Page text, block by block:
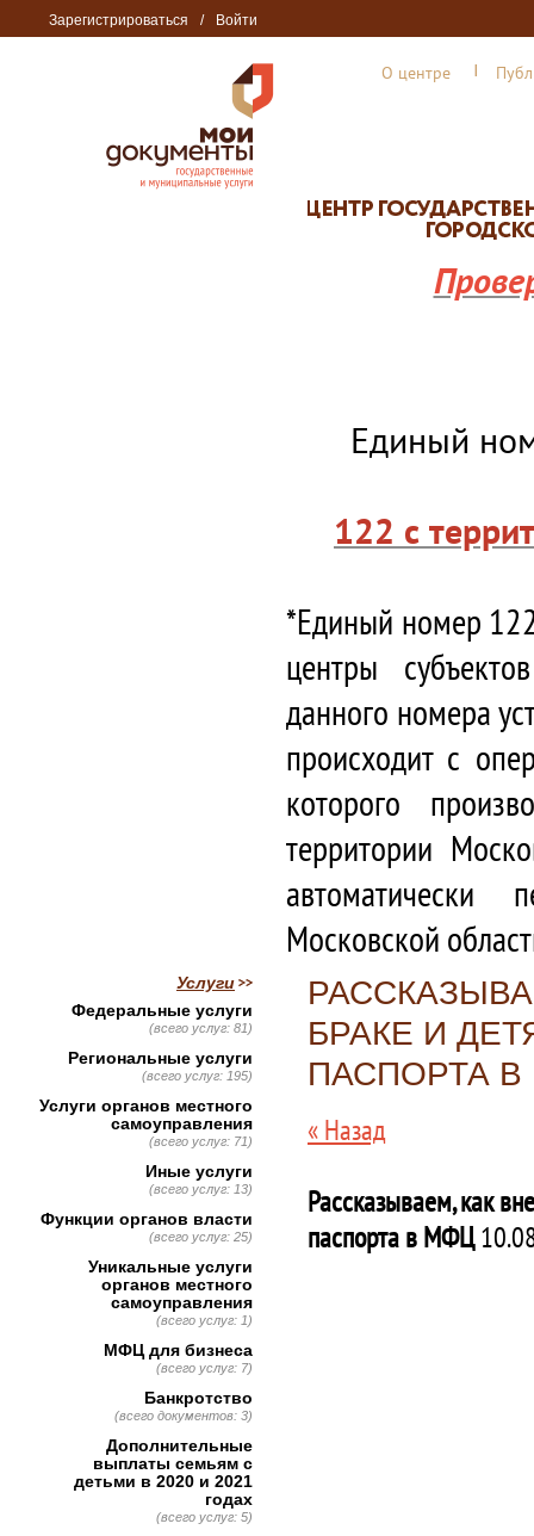
Зарегистрироваться / Войти
О центре
Единый
122 с
*Единый номер
центры
данного номера
происходит с
которого
территории
автоматически
Московской
БРАКЕ И
ПАСПОРТА
« Назад
Рассказываем, как
паспорта в МФЦ
Услуги
Федеральные услуги
(всего услуг: 81)
Региональные услуги
(всего услуг: 195)
Услуги органов местного
самоуправления
(всего услуг: 71)
Иные услуги
(всего услуг: 13)
Функции органов власти
(всего услуг: 25)
Уникальные услуги
органов местного
самоуправления
(всего услуг: 1)
МФЦ для бизнеса
(всего услуг: 7)
Банкротство
(всего документов: 3)
Дополнительные
выплаты семьям с
детьми в 2020 и 2021
годах
(всего услуг: 5)